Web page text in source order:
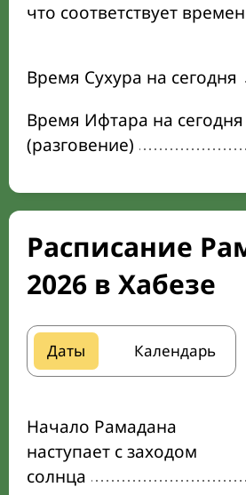
что соответствует
Время Сухура на сегодня
Время Ифтара на сегодня
(разговение)
Расписание
2026 в Хабезе
Даты Календарь
Начало Рамадана
наступает с заходом
солнца